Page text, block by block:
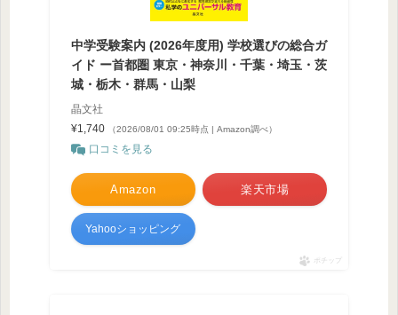
中学受験案内 (2026年度用) 学校選びの総合ガ
イド ー首都圏 東京・神奈川・千葉・埼玉・茨
城・栃木・群馬・山梨
晶文社
¥1,740
（2026/08/01 09:25時点 | Amazon調べ）
口コミを見る
Amazon 楽天市場
Yahooショッピング
ポチップ